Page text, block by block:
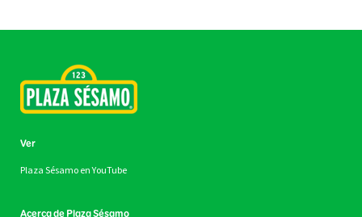
Ver
Plaza Sésamo en YouTube
Acerca de Plaza Sésamo